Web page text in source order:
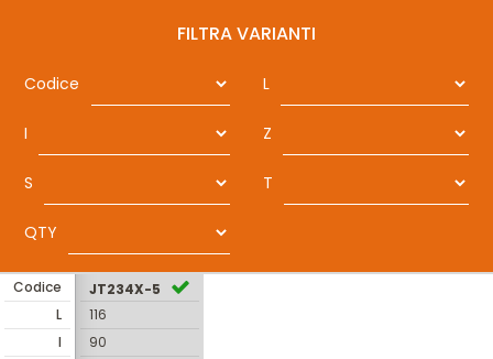
FILTRA VARIANTI
Codice L
I Z
S T
QTY
Codice
L
I
JT234X-5
116
90